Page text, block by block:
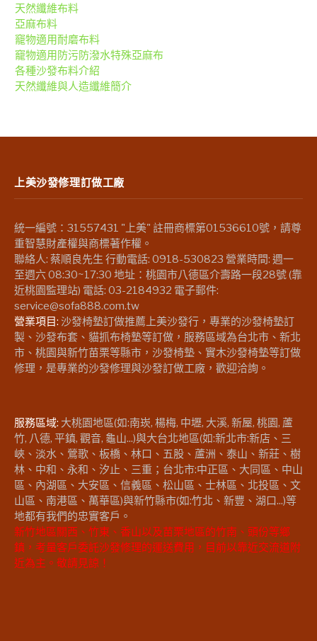
天然纖維布料
亞麻布料
竉物適用耐磨布料
竉物適用防污防潑水特殊亞麻布
各種沙發布料介紹
天然纖維與人造纖維簡介
上美沙發修理訂做工廠
統一編號：31557431 "上美" 註冊商標第01536610號，請尊
重智慧財產權與商標著作權。
聯絡人: 蔡順良先生 行動電話: 0918-530823 營業時間: 週一
至週六 08:30~17:30 地址：桃園市八德區介壽路一段28號 (靠
近桃園監理站) 電話: 03-2184932 電子郵件:
service@sofa888.com.tw
營業項目: 沙發椅墊訂做推薦上美沙發行，專業的沙發椅墊訂
製、沙發布套、貓抓布椅墊等訂做，服務區域為台北市、新北
市、桃園與新竹苗栗等縣市，沙發椅墊、實木沙發椅墊等訂做
修理，是專業的沙發修理與沙發訂做工廠，歡迎洽詢。
服務區域: 大桃園地區(如:南崁, 楊梅, 中壢, 大溪, 新屋, 桃園, 蘆
竹, 八德, 平鎮, 觀音, 龜山...)與大台北地區(如:新北市:新店、三
峽、淡水、鶯歌、板橋、林口、五股、蘆洲、泰山、新莊、樹
林、中和、永和、汐止、三重；台北市:中正區、大同區、中山
區、內湖區、大安區、信義區、松山區、士林區、北投區、文
山區、南港區、萬華區)與新竹縣市(如:竹北、新豐、湖口...)等
地都有我們的忠實客戶。
新竹地區關西、竹東、香山以及苗栗地區的竹南、頭份等鄉
鎮，考量客戶委託沙發修理的運送費用，目前以靠近交流道附
近為主。敬請見諒！